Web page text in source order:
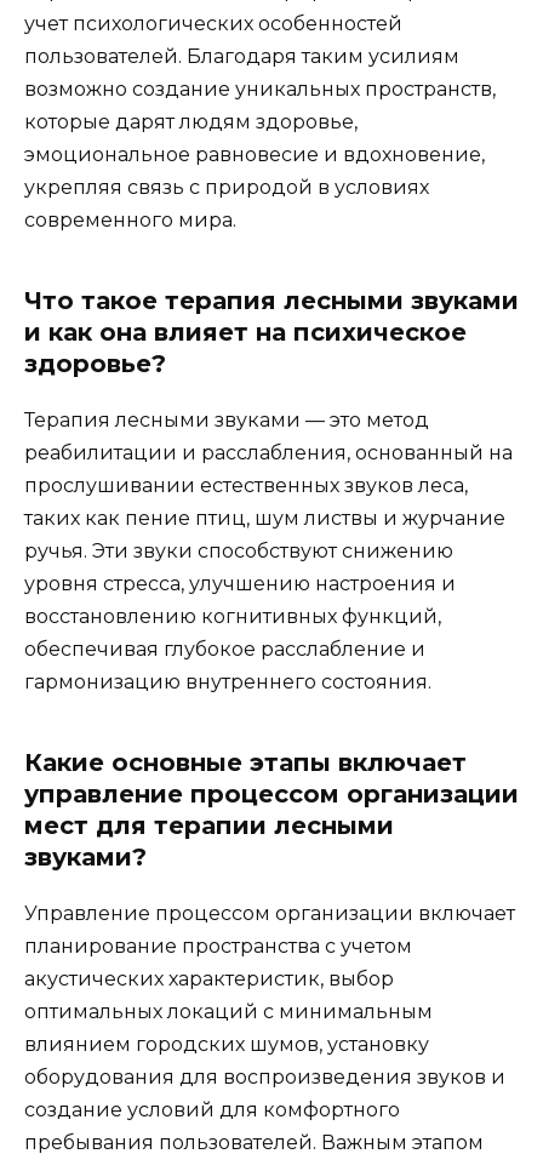
учет психологических особенностей
пользователей. Благодаря таким усилиям
возможно создание уникальных пространств,
которые дарят людям здоровье,
эмоциональное равновесие и вдохновение,
укрепляя связь с природой в условиях
современного мира.
Что такое терапия лесными звуками
и как она влияет на психическое
здоровье?
Терапия лесными звуками — это метод
реабилитации и расслабления, основанный на
прослушивании естественных звуков леса,
таких как пение птиц, шум листвы и журчание
ручья. Эти звуки способствуют снижению
уровня стресса, улучшению настроения и
восстановлению когнитивных функций,
обеспечивая глубокое расслабление и
гармонизацию внутреннего состояния.
Какие основные этапы включает
управление процессом организации
мест для терапии лесными
звуками?
Управление процессом организации включает
планирование пространства с учетом
акустических характеристик, выбор
оптимальных локаций с минимальным
влиянием городских шумов, установку
оборудования для воспроизведения звуков и
создание условий для комфортного
пребывания пользователей. Важным этапом